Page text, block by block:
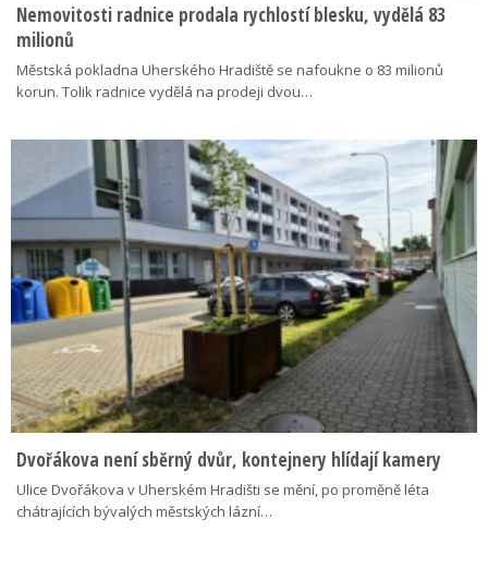
Nemovitosti radnice prodala rychlostí blesku, vydělá 83
milionů
Městská pokladna Uherského Hradiště se nafoukne o 83 milionů
korun. Tolik radnice vydělá na prodeji dvou…
Dvořákova není sběrný dvůr, kontejnery hlídají kamery
Ulice Dvořákova v Uherském Hradišti se mění, po proměně léta
chátrajících bývalých městských lázní…